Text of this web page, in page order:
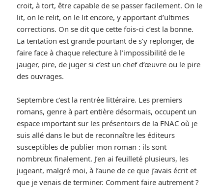
croit, à tort, être capable de se passer facilement. On le
lit, on le relit, on le lit encore, y apportant d’ultimes
corrections. On se dit que cette fois-ci c’est la bonne.
La tentation est grande pourtant de s’y replonger, de
faire face à chaque relecture à l’impossibilité de le
jauger, pire, de juger si c’est un chef d’œuvre ou le pire
des ouvrages.
Septembre c’est la rentrée littéraire. Les premiers
romans, genre à part entière désormais, occupent un
espace important sur les présentoirs de la FNAC où je
suis allé dans le but de reconnaître les éditeurs
susceptibles de publier mon roman : ils sont
nombreux finalement. J’en ai feuilleté plusieurs, les
jugeant, malgré moi, à l’aune de ce que j’avais écrit et
que je venais de terminer. Comment faire autrement ?